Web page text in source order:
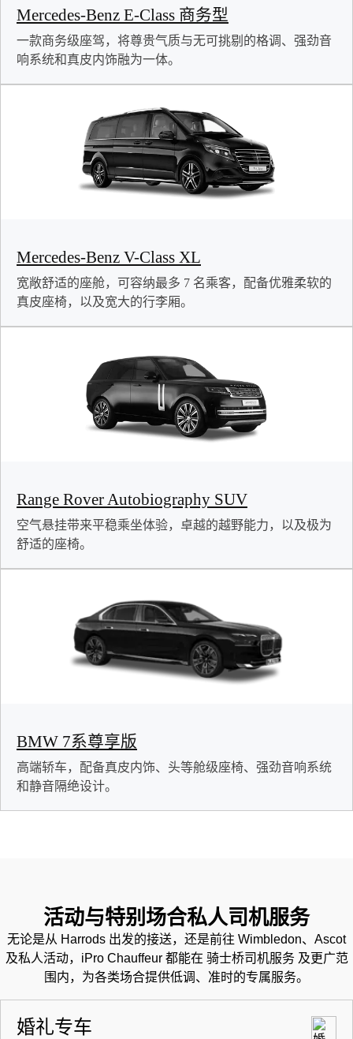
Mercedes-Benz E-Class 商务型
一款商务级座驾，将尊贵气质与无可挑剔的格调、强劲音
响系统和真皮内饰融为一体。
Mercedes-Benz V-Class XL
宽敞舒适的座舱，可容纳最多 7 名乘客，配备优雅柔软的
真皮座椅，以及宽大的行李厢。
Range Rover Autobiography SUV
空气悬挂带来平稳乘坐体验，卓越的越野能力，以及极为
舒适的座椅。
BMW 7系尊享版
高端轿车，配备真皮内饰、头等舱级座椅、强劲音响系统
和静音隔绝设计。
活动与特别场合私人司机服务
无论是从 Harrods 出发的接送，还是前往 Wimbledon、Ascot
及私人活动，iPro Chauffeur 都能在 骑士桥司机服务 及更广范
围内，为各类场合提供低调、准时的专属服务。
婚礼专车